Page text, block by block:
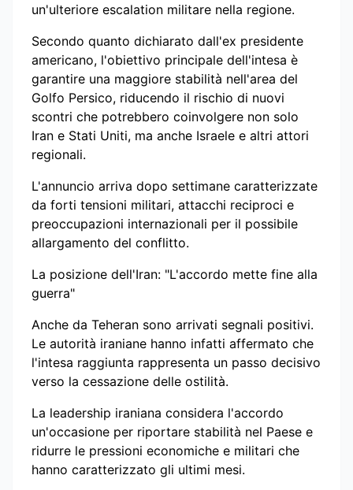
un'ulteriore escalation militare nella regione.
Secondo quanto dichiarato dall'ex presidente
americano, l'obiettivo principale dell'intesa è
garantire una maggiore stabilità nell'area del
Golfo Persico, riducendo il rischio di nuovi
scontri che potrebbero coinvolgere non solo
Iran e Stati Uniti, ma anche Israele e altri attori
regionali.
L'annuncio arriva dopo settimane caratterizzate
da forti tensioni militari, attacchi reciproci e
preoccupazioni internazionali per il possibile
allargamento del conflitto.
La posizione dell'Iran: "L'accordo mette fine alla
guerra"
Anche da Teheran sono arrivati segnali positivi.
Le autorità iraniane hanno infatti affermato che
l'intesa raggiunta rappresenta un passo decisivo
verso la cessazione delle ostilità.
La leadership iraniana considera l'accordo
un'occasione per riportare stabilità nel Paese e
ridurre le pressioni economiche e militari che
hanno caratterizzato gli ultimi mesi.